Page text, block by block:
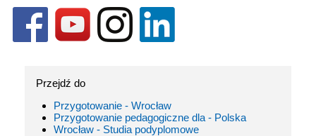
Przejdź do
Przygotowanie - Wrocław
Przygotowanie pedagogiczne dla - Polska
Wrocław - Studia podyplomowe